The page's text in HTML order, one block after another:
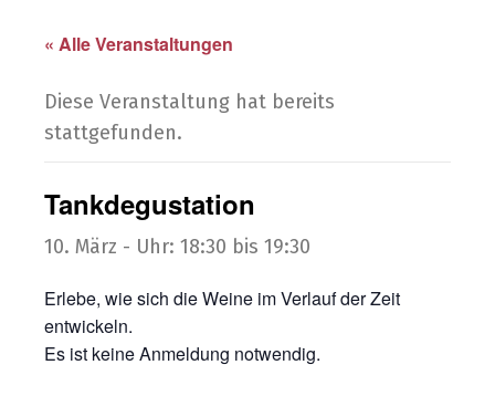
« Alle Veranstaltungen
Diese Veranstaltung hat bereits
stattgefunden.
Tank­de­gu­sta­ti­on
10. März - Uhr: 18:30 bis 19:30
Erle­be, wie sich die Wei­ne im Ver­lauf der Zeit
entwickeln.
Es ist kei­ne Anmel­dung notwendig.